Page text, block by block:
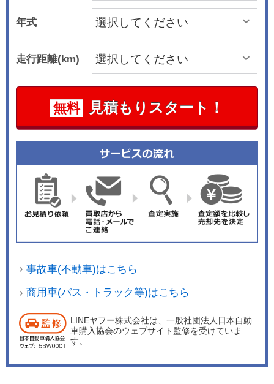
年式
走行距離(km)
無料 見積もりスタート！
事故車(不動車)はこちら
商用車(バス・トラック等)はこちら
LINEヤフー株式会社は、一般社団法人日本自動
車購入協会のウェブサイト監修を受けていま
す。